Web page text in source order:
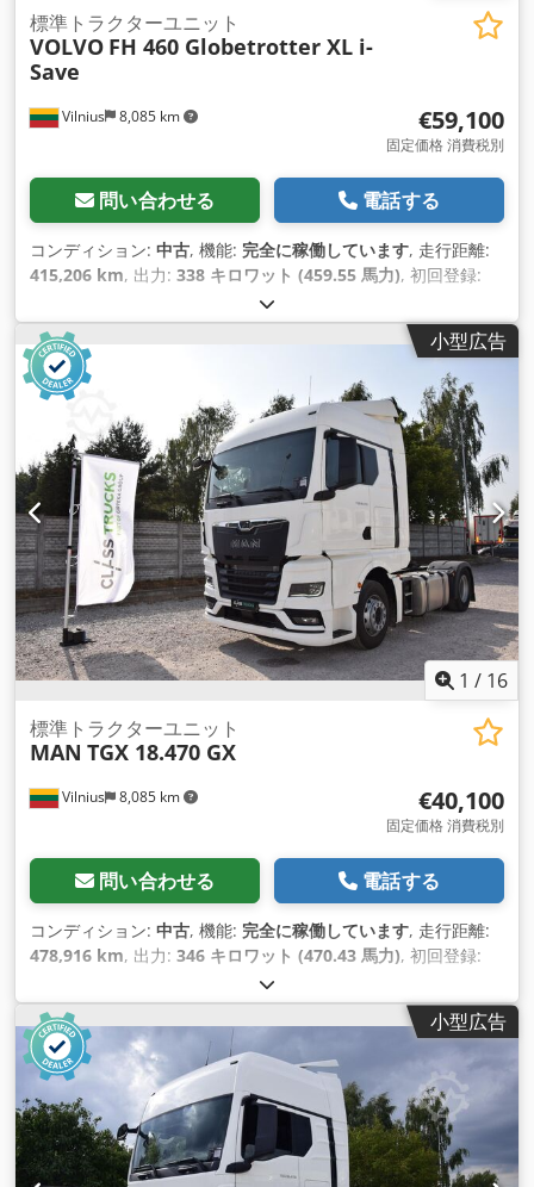
Vilnius 8,085 km
標準トラクターユニット
VOLVO FH 460 Globetrotter XL i-
Save
€59,100
固定価格 消費税別
問い合わせる 電話する
コンディション: 中古, 機能: 完全に稼働しています, 走行距離:
415,206 km, 出力: 338 キロワット (459.55 馬力), 初回登録:
ディーゼル
ム）, アクスル構成:4x2, ホイールベース:380 mm, 色:白色,
変速方式:
ユーロ6, 製造年:2023,
シリンダー数:
, ステアリングホイールの
位置:左 パワーステアリング, 整備記録全完備 ,
小型広告
1 / 16
Vilnius 8,085 km
標準トラクターユニット
MAN TGX 18.470 GX
€40,100
固定価格 消費税別
問い合わせる 電話する
コンディション: 中古, 機能: 完全に稼働しています, 走行距離:
478,916 km, 出力: 346 キロワット (470.43 馬力), 初回登録:
ディーゼル
ム）, アクスル構成:4x2, ホイールベース:390 mm, 色:白色,
変速方式:オートマチック, 排出クラス:ユーロ6, 製造年:2022,
シリンダー数:6, 排気量:12,419 cm³
, ステアリングホイールの
位置:左 , 装備: パワーステアリング, 整備記録全完備 ,
小型広告